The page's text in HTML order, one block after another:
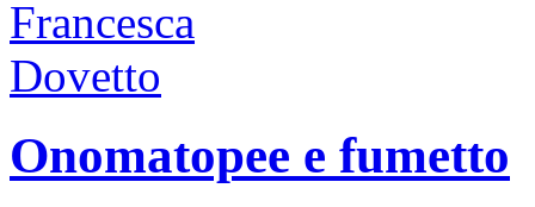
Onomatopee e fumetto